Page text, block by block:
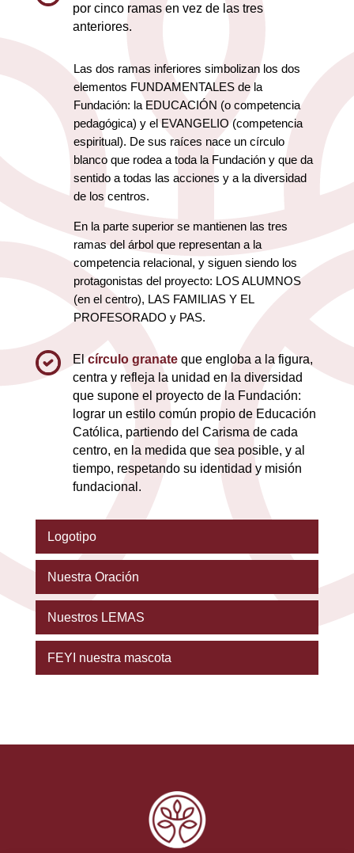
por cinco ramas en vez de las tres
anteriores.
Las dos ramas inferiores simbolizan los dos
elementos FUNDAMENTALES de la
Fundación: la EDUCACIÓN (o competencia
pedagógica) y el EVANGELIO (competencia
espiritual). De sus raíces nace un círculo
blanco que rodea a toda la Fundación y que da
sentido a todas las acciones y a la diversidad
de los centros.
En la parte superior se mantienen las tres
ramas del árbol que representan a la
competencia relacional, y siguen siendo los
protagonistas del proyecto: LOS ALUMNOS
(en el centro), LAS FAMILIAS Y EL
PROFESORADO y PAS.
El círculo granateque engloba a la figura,
centra y refleja la unidad en la diversidad
que supone el proyecto de la Fundación:
lograr un estilo común propio de Educación
Católica, partiendo del Carisma de cada
centro, en la medida que sea posible, y al
tiempo, respetando su identidad y misión
fundacional.
Logotipo
Nuestra Oración
Nuestros LEMAS
FEYI nuestra mascota